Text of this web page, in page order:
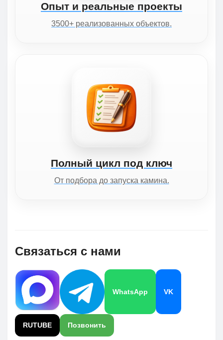
Опыт и реальные проекты
3500+ реализованных объектов.
Полный цикл под ключ
От подбора до запуска камина.
Связаться с нами
WhatsApp VK
RUTUBE Позвонить